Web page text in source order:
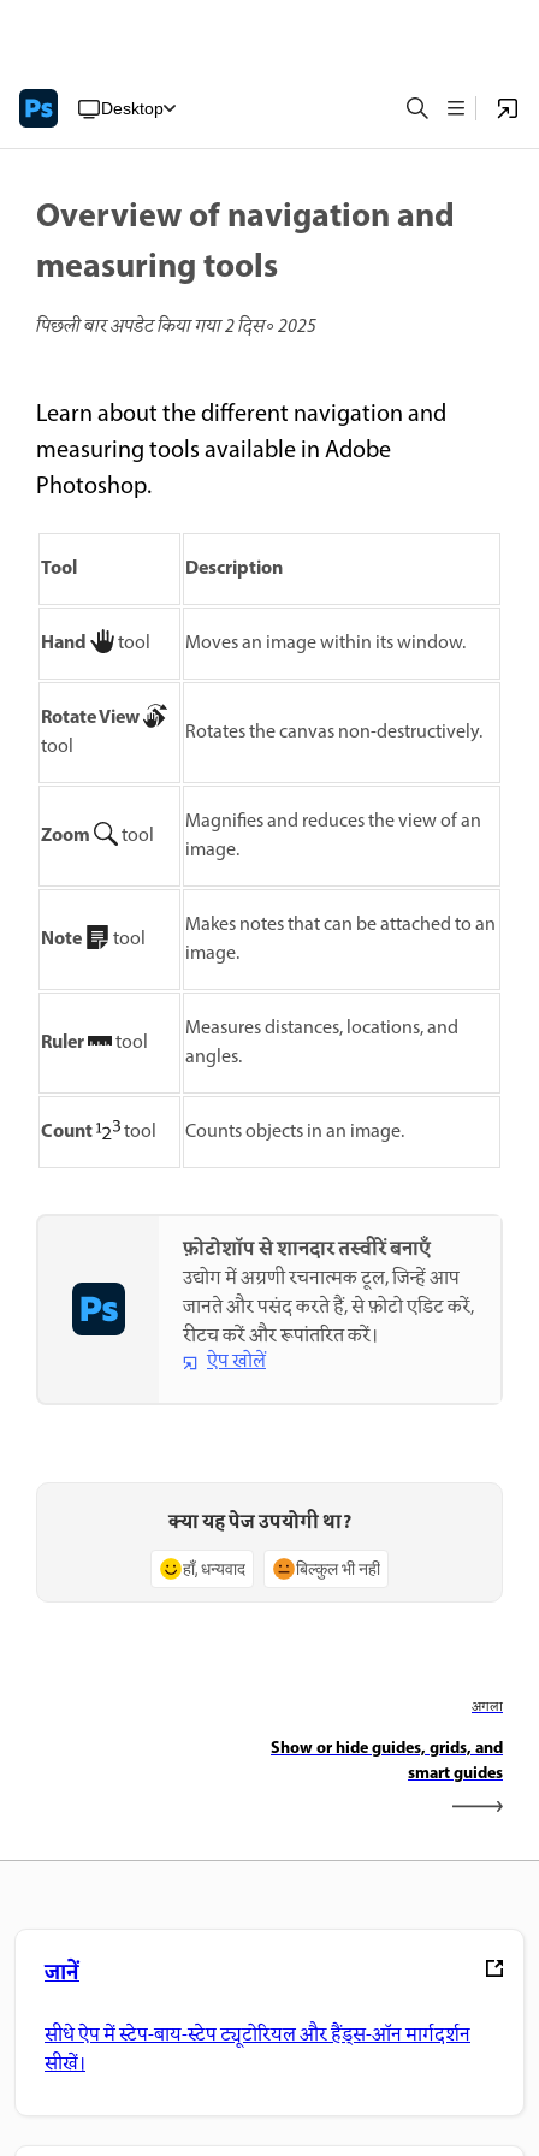
Desktop
Overview of navigation and
measuring tools
पिछली बार अपडेट किया गया2 दिस॰ 2025
Learn about the different navigation and
measuring tools available in Adobe
Photoshop.
Tool Description
Hand tool Moves an image within its window.
Rotate View
tool Rotates the canvas non-destructively.
Zoom tool
Magnifies and reduces the view of an
image.
Note tool
Makes notes that can be attached to an
image.
Ruler tool
Measures distances, locations, and
angles.
Count tool Counts objects in an image.
फ़ोटोशॉप से शानदार तस्वीरें बनाएँ
उद्योग में अग्रणी रचनात्मक टूल, जिन्हें आप
जानते और पसंद करते हैं, से फ़ोटो एडिट करें,
रीटच करें और रूपांतरित करें।
ऐप खोलें
क्या यह पेज उपयोगी था?
हाँ, धन्यवाद बिल्कुल भी नहीं
अगला
Show or hide guides, grids, and
smart guides
जानें
सीधे ऐप में स्टेप-बाय-स्टेप ट्यूटोरियल और हैंड्स-ऑन मार्गदर्शन
सीखें।